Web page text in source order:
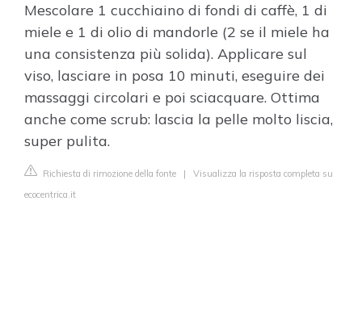
Mescolare 1 cucchiaino di fondi di caffè, 1 di
miele e 1 di olio di mandorle (2 se il miele ha
una consistenza più solida). Applicare sul
viso, lasciare in posa 10 minuti, eseguire dei
massaggi circolari e poi sciacquare. Ottima
anche come scrub: lascia la pelle molto liscia,
super pulita.
Richiesta di rimozione della fonte | Visualizza la risposta completa su
ecocentrica.it